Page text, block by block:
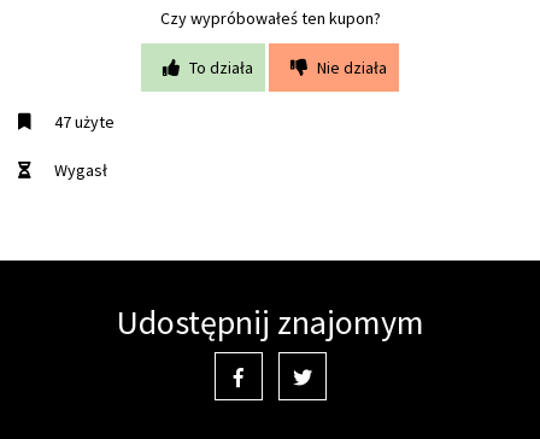
Czy wypróbowałeś ten kupon?
To działa Nie działa
47 użyte
Wygasł
Udostępnij znajomym